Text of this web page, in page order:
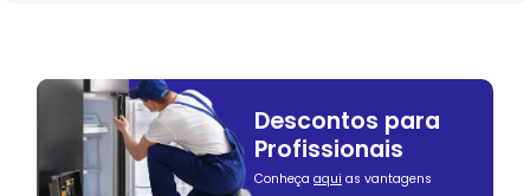
Descontos para
Profissionais
Conheça aqui as vantagens